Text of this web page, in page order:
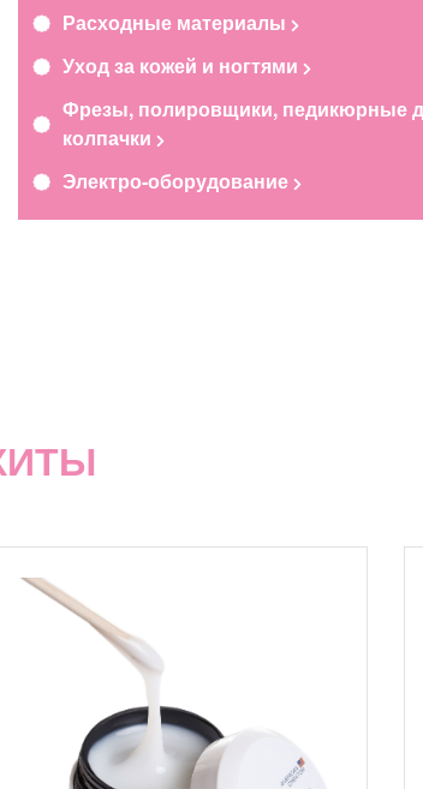
Расходные материалы
Уход за кожей и ногтями
Фрезы, полировщики, педикюрные
колпачки
Электро-оборудование